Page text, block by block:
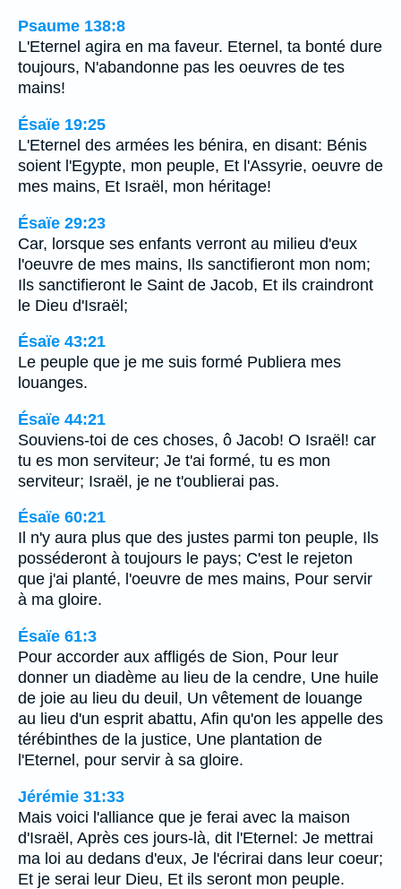
Psaume 138:8
L'Eternel agira en ma faveur. Eternel, ta bonté dure
toujours, N'abandonne pas les oeuvres de tes
mains!
Ésaïe 19:25
L'Eternel des armées les bénira, en disant: Bénis
soient l'Egypte, mon peuple, Et l'Assyrie, oeuvre de
mes mains, Et Israël, mon héritage!
Ésaïe 29:23
Car, lorsque ses enfants verront au milieu d'eux
l'oeuvre de mes mains, Ils sanctifieront mon nom;
Ils sanctifieront le Saint de Jacob, Et ils craindront
le Dieu d'Israël;
Ésaïe 43:21
Le peuple que je me suis formé Publiera mes
louanges.
Ésaïe 44:21
Souviens-toi de ces choses, ô Jacob! O Israël! car
tu es mon serviteur; Je t'ai formé, tu es mon
serviteur; Israël, je ne t'oublierai pas.
Ésaïe 60:21
Il n'y aura plus que des justes parmi ton peuple, Ils
posséderont à toujours le pays; C'est le rejeton
que j'ai planté, l'oeuvre de mes mains, Pour servir
à ma gloire.
Ésaïe 61:3
Pour accorder aux affligés de Sion, Pour leur
donner un diadème au lieu de la cendre, Une huile
de joie au lieu du deuil, Un vêtement de louange
au lieu d'un esprit abattu, Afin qu'on les appelle des
térébinthes de la justice, Une plantation de
l'Eternel, pour servir à sa gloire.
Jérémie 31:33
Mais voici l'alliance que je ferai avec la maison
d'Israël, Après ces jours-là, dit l'Eternel: Je mettrai
ma loi au dedans d'eux, Je l'écrirai dans leur coeur;
Et je serai leur Dieu, Et ils seront mon peuple.